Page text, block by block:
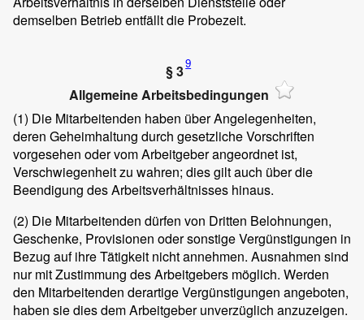
demselben Betrieb entfällt die Probezeit.
§ 39
Allgemeine Arbeitsbedingungen
(1) Die Mitarbeitenden haben über Angelegenheiten,
deren Geheimhaltung durch gesetzliche Vorschriften
vorgesehen oder vom Arbeitgeber angeordnet ist,
Verschwiegenheit zu wahren; dies gilt auch über die
Beendigung des Arbeitsverhältnisses hinaus.
(2) Die Mitarbeitenden dürfen von Dritten Belohnungen,
Geschenke, Provisionen oder sonstige Vergünstigungen in
Bezug auf ihre Tätigkeit nicht annehmen. Ausnahmen sind
nur mit Zustimmung des Arbeitgebers möglich. Werden
den Mitarbeitenden derartige Vergünstigungen angeboten,
haben sie dies dem Arbeitgeber unverzüglich anzuzeigen.